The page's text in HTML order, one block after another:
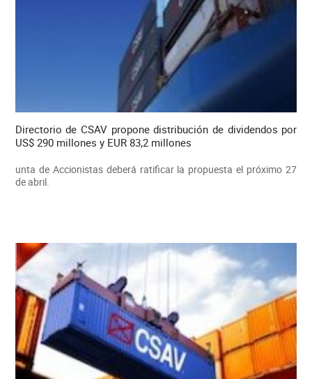
Directorio de CSAV propone distribución de dividendos por
US$ 290 millones y EUR 83,2 millones
unta de Accionistas deberá ratificar la propuesta el próximo 27
de abril.